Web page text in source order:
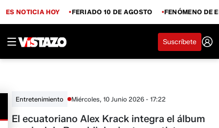
ES NOTICIA HOY FERIADO 10 DE AGOSTO FENÓMENO DE
Suscríbete
Entretenimiento Miércoles, 10 Junio 2026 - 17:22
El ecuatoriano Alex Krack integra el álbum